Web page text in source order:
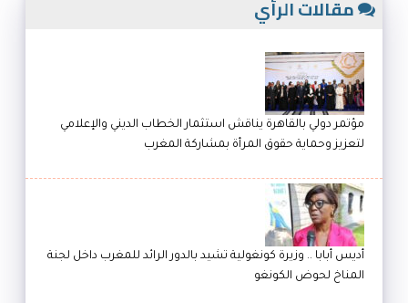
مقالات الرأي
مؤتمر دولي بالقاهرة يناقش استثمار الخطاب الديني والإعلامي
لتعزيز وحماية حقوق المرأة بمشاركة المغرب
أديس أبابا .. وزيرة كونغولية تشيد بالدور الرائد للمغرب داخل لجنة
المناخ لحوض الكونغو